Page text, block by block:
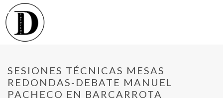
SESIONES TÉCNICAS MESAS
REDONDAS-DEBATE MANUEL
PACHECO EN BARCARROTA